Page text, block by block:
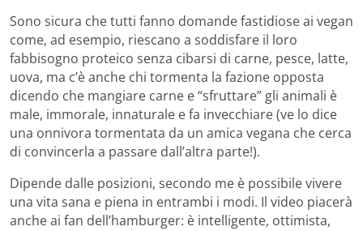
Sono sicura che tutti fanno domande fastidiose ai vegan
come, ad esempio, riescano a soddisfare il loro
fabbisogno proteico senza cibarsi di carne, pesce, latte,
uova, ma c’è anche chi tormenta la fazione opposta
dicendo che mangiare carne e “sfruttare” gli animali è
male, immorale, innaturale e fa invecchiare (ve lo dice
una onnivora tormentata da un amica vegana che cerca
di convincerla a passare dall’altra parte!).
Dipende dalle posizioni, secondo me è possibile vivere
una vita sana e piena in entrambi i modi. Il video piacerà
anche ai fan dell’hamburger: è intelligente, ottimista,